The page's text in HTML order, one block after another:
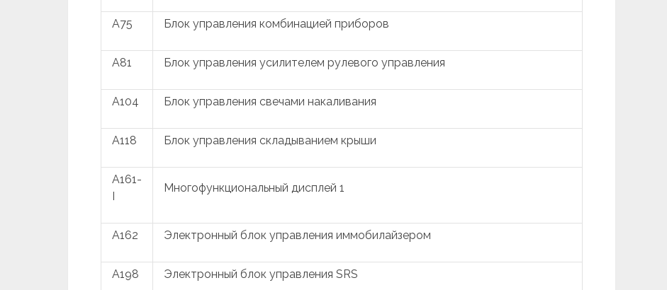
A75 Блок управления комбинацией приборов
A81 Блок управления усилителем рулевого управления
A104 Блок управления свечами накаливания
A118 Блок управления складыванием крыши
A161-
I
Многофункциональный дисплей 1
A162 Электронный блок управления иммобилайзером
A198 Электронный блок управления SRS